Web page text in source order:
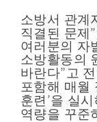
소방서 관계
직결된 문제 ”
여러분의 자
소방활동의
바란다”고
포함해 매월
훈련 ’을 실시
역량을 꾸준